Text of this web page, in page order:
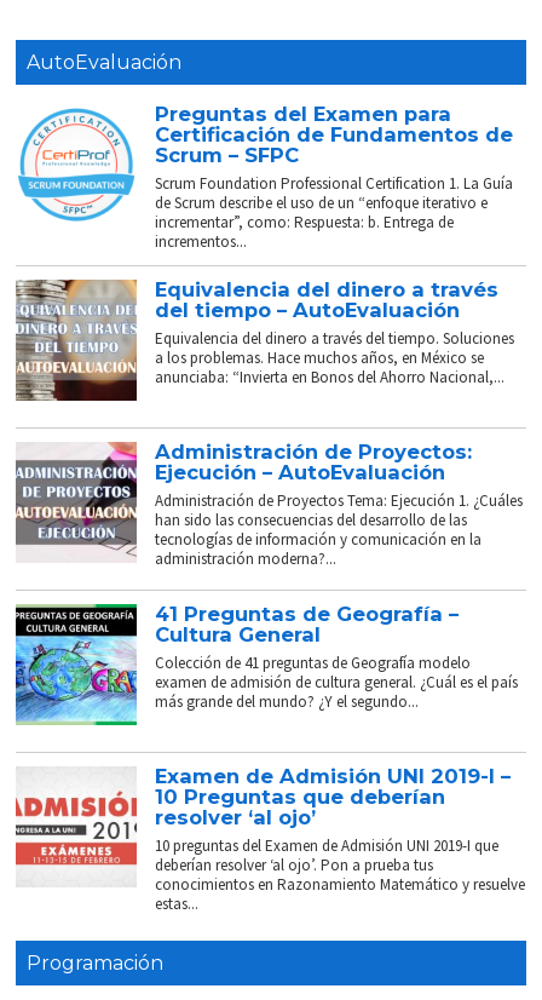
AutoEvaluación
Preguntas del Examen para
Certificación de Fundamentos de
Scrum – SFPC
Scrum Foundation Professional Certification 1. La Guía
de Scrum describe el uso de un “enfoque iterativo e
incrementar”, como: Respuesta: b. Entrega de
incrementos...
Equivalencia del dinero a través
del tiempo – AutoEvaluación
Equivalencia del dinero a través del tiempo. Soluciones
a los problemas. Hace muchos años, en México se
anunciaba: “Invierta en Bonos del Ahorro Nacional,...
Administración de Proyectos:
Ejecución – AutoEvaluación
Administración de Proyectos Tema: Ejecución 1. ¿Cuáles
han sido las consecuencias del desarrollo de las
tecnologías de información y comunicación en la
administración moderna?...
41 Preguntas de Geografía –
Cultura General
Colección de 41 preguntas de Geografía modelo
examen de admisión de cultura general. ¿Cuál es el país
más grande del mundo? ¿Y el segundo...
Examen de Admisión UNI 2019-I –
10 Preguntas que deberían
resolver ‘al ojo’
10 preguntas del Examen de Admisión UNI 2019-I que
deberían resolver ‘al ojo’. Pon a prueba tus
conocimientos en Razonamiento Matemático y resuelve
estas...
Programación